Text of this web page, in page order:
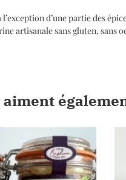
d’une partie des
artisanale sans gluten, sans